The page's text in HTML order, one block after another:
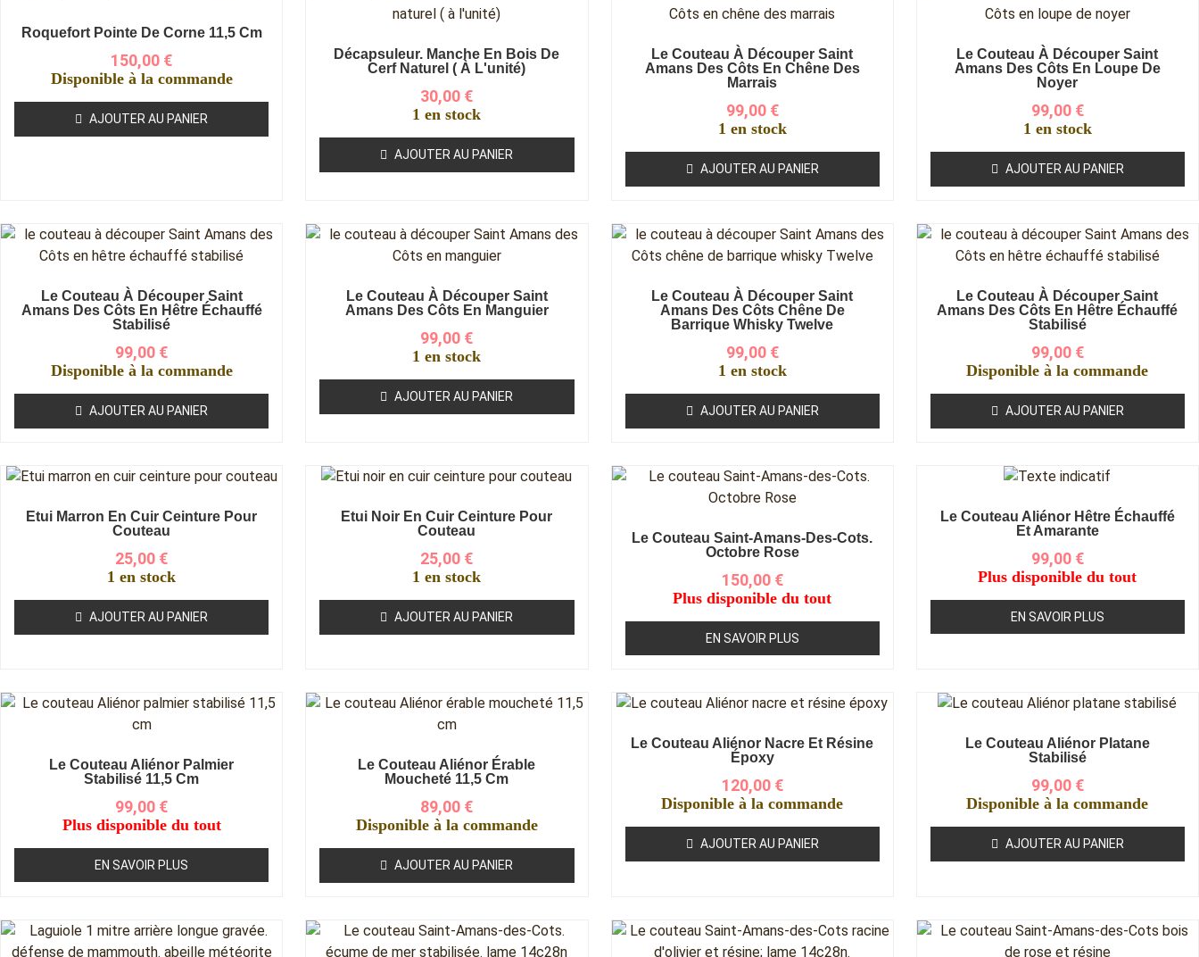
Roquefort Pointe De Corne 11,5 Cm
150,00 €
Disponible à la commande
AJOUTER AU PANIER
Décapsuleur. Manche En Bois De
Cerf Naturel ( À L'unité)
30,00 €
1 en stock
AJOUTER AU PANIER
Le Couteau À Découper Saint
Amans Des Côts En Chêne Des
Marrais
99,00 €
1 en stock
AJOUTER AU PANIER
Le Couteau À Découper Saint
Amans Des Côts En Loupe De
Noyer
99,00 €
1 en stock
AJOUTER AU PANIER
Le Couteau À Découper Saint
Amans Des Côts En Hêtre Échauffé
Stabilisé
99,00 €
Disponible à la commande
AJOUTER AU PANIER
Le Couteau À Découper Saint
Amans Des Côts En Manguier
99,00 €
1 en stock
AJOUTER AU PANIER
Le Couteau À Découper Saint
Amans Des Côts Chêne De
Barrique Whisky Twelve
99,00 €
1 en stock
AJOUTER AU PANIER
Le Couteau À Découper Saint
Amans Des Côts En Hêtre Échauffé
Stabilisé
99,00 €
Disponible à la commande
AJOUTER AU PANIER
Etui Marron En Cuir Ceinture Pour
Couteau
25,00 €
1 en stock
AJOUTER AU PANIER
Etui Noir En Cuir Ceinture Pour
Couteau
25,00 €
1 en stock
AJOUTER AU PANIER
Le Couteau Saint-Amans-Des-Cots.
Octobre Rose
150,00 €
Plus disponible du tout
EN SAVOIR PLUS
Le Couteau Aliénor Hêtre Échauffé
Et Amarante
99,00 €
Plus disponible du tout
EN SAVOIR PLUS
Le Couteau Aliénor Palmier
Stabilisé 11,5 Cm
99,00 €
Plus disponible du tout
EN SAVOIR PLUS
Le Couteau Aliénor Érable
Moucheté 11,5 Cm
89,00 €
Disponible à la commande
AJOUTER AU PANIER
Le Couteau Aliénor Nacre Et Résine
Époxy
120,00 €
Disponible à la commande
AJOUTER AU PANIER
Le Couteau Aliénor Platane
Stabilisé
99,00 €
Disponible à la commande
AJOUTER AU PANIER